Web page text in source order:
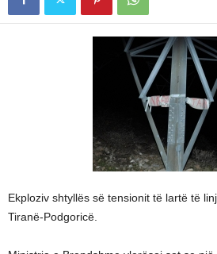
Ekploziv shtyllës së tensionit të lartë të
Tiranë-Podgoricë.